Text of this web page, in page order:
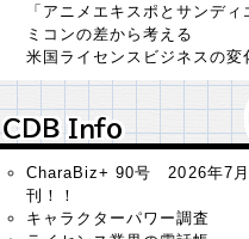
「アニメエキスポとサンディ
ミコンの差から考える
米国ライセンスビジネスの変
ＣＤＢ Ｉｎｆｏ
ＣＤＢ Ｉｎｆｏ
CharaBiz+ 90号 2026年7
刊！！
キャラクターパワー調査